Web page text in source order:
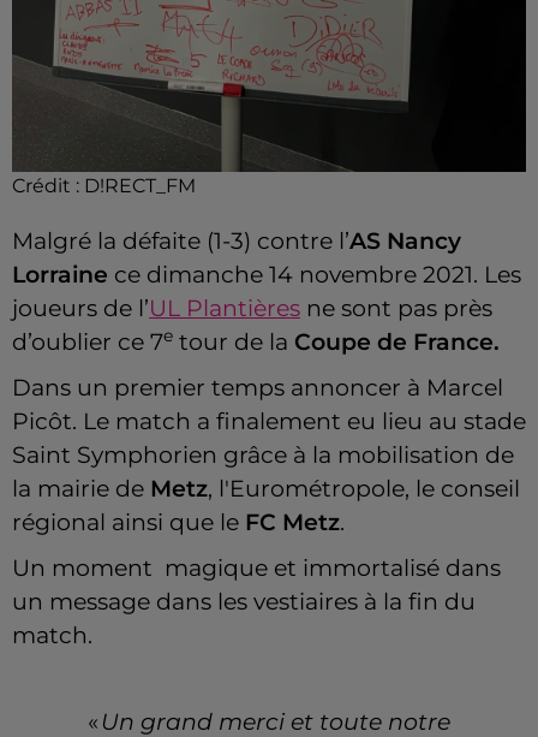
Crédit : D!RECT_FM
Malgré la défaite (1-3) contre l’AS Nancy
Lorraine ce dimanche 14 novembre 2021. Les
joueurs de l’UL Plantières ne sont pas près
d’oublier ce 7e tour de la Coupe de France.
Dans un premier temps annoncer à Marcel
Picôt. Le match a finalement eu lieu au stade
Saint Symphorien grâce à la mobilisation de
la mairie de Metz, l'Eurométropole, le conseil
régional ainsi que le FC Metz.
Un moment magique et immortalisé dans
un message dans les vestiaires à la fin du
match.
« Un grand merci et toute notre